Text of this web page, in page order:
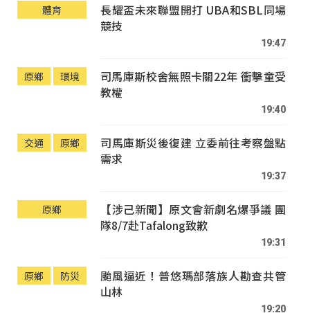
體育
長耀盃未來聯盟開打 UBA和SBL同場
競技
19:47
原鄉 環境
司馬庫斯校舍無照卡關22年 衝擊童受
教權
19:40
交通 原鄉
司馬庫斯災後復建 立委前往考察盤點
需求
19:37
原鄉
【涉己新聞】原文會新劇名爆爭議 團
隊8/7赴Tafalong致歉
19:31
原鄉 防災
颱風逼近！普悠瑪部落族人勘查共管
山林
19:20